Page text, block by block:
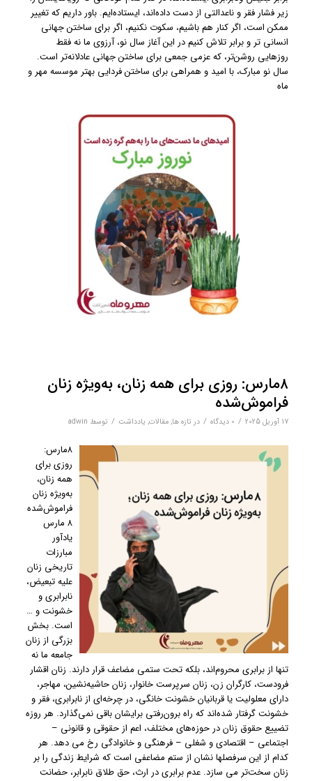
زیر فشار فقر و ناعدالتی از دست داده‌اند، ایستاده‌ایم. باور داریم که تغییر
ممکن است، اگر کنار هم باشیم، سکوت نکنیم، اگر برای ساختن جهانی
انسانی تر و برابر تلاش کنیم در این آغاز سال نو، آرزوی ما نه فقط
روزهایی روشن‌تر، که عزمی جمعی برای ساختن جهانی عادلانه‌تر است.
سال نو مبارک، با امید و همراهی برای ساختن فردایی بهتر موسسه مهر و
ماه
۸مارس: روزی برای همه زنان، به‌ویژه زنان
فراموش‌شده
17 آوریل 2025 / 0 دیدگاه‌ / در تازه ها, مقالات, یادداشت / توسط adwin
۸مارس:
روزی برای
همه زنان،
به‌ویژه زنان
فراموش‌شده
۸ مارس
یادآور
مبارزات
تاریخی زنان
علیه تبعیض،
نابرابری و
خشونت و …
است. بخش
بزرگی از زنان
جامعه ما نه
تنها از برابری محروم‌اند، بلکه تحت ستمی مضاعف قرار دارند. زنان اقشار
فرودست، کارگران زن، زنان سرپرست خانوار، زنان حاشیه‌نشین، مهاجر،
دارای معلولیت یا قربانیان خشونت خانگی، در چرخه‌ای از نابرابری، فقر و
خشونت گرفتار شده‌اند که راه برون‌رفتی برایشان باقی نمی‌گذارد. هر روزه
تضییع حقوق زنان در حوزه‌های مختلف، اعم از حقوقی و قانونی –
اجتماعی – اقتصادی و شغلی – فرهنگی و خانوادگی رخ می دهد. هر
کدام از این سرفصلها نشان از ستم مضاعفی است که شرایط زندگی را بر
زنان سخت‌تر می سازد. عدم برابری در ارث، حق طلاق نابرابر، حضانت